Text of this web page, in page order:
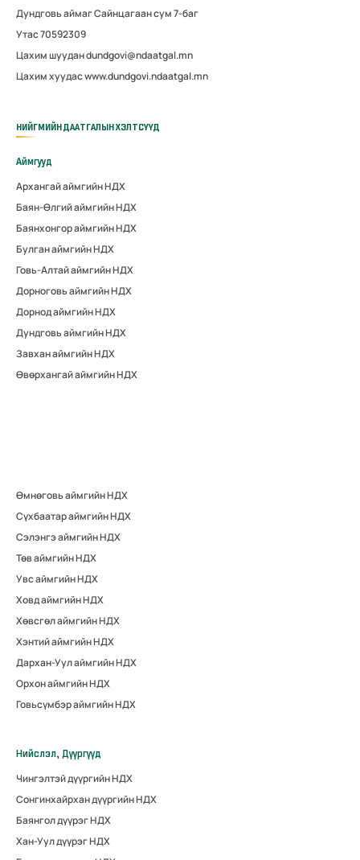
Дундговь аймаг Сайнцагаан сум 7-баг
Утас 70592309
Цахим шуудан dundgovi@ndaatgal.mn
Цахим хуудас www.dundgovi.ndaatgal.mn
НИЙГМИЙН ДААТГАЛЫН ХЭЛТСҮҮД
Аймгууд
Архангай аймгийн НДХ
Баян-Өлгий аймгийн НДХ
Баянхонгор аймгийн НДХ
Булган аймгийн НДХ
Говь-Алтай аймгийн НДХ
Дорноговь аймгийн НДХ
Дорнод аймгийн НДХ
Дундговь аймгийн НДХ
Завхан аймгийн НДХ
Өвөрхангай аймгийн НДХ
Өмнөговь аймгийн НДХ
Сүхбаатар аймгийн НДХ
Сэлэнгэ аймгийн НДХ
Төв аймгийн НДХ
Увс аймгийн НДХ
Ховд аймгийн НДХ
Хөвсгөл аймгийн НДХ
Хэнтий аймгийн НДХ
Дархан-Уул аймгийн НДХ
Орхон аймгийн НДХ
Говьсүмбэр аймгийн НДХ
Нийслэл, Дүүргүүд
Чингэлтэй дүүргийн НДХ
Сонгинхайрхан дүүргийн НДХ
Баянгол дүүрэг НДХ
Хан-Уул дүүрэг НДХ